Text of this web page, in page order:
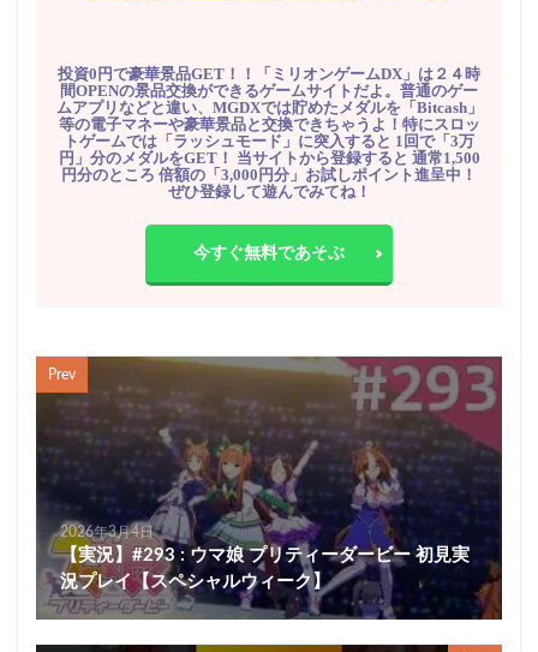
投資0円で豪華景品GET！！「ミリオンゲームDX」は２４時
間OPENの景品交換ができるゲームサイトだよ。普通のゲー
ムアプリなどと違い、MGDXでは貯めたメダルを「Bitcash」
等の電子マネーや豪華景品と交換できちゃうよ！特にスロッ
トゲームでは「ラッシュモード」に突入すると 1回で「3万
円」分のメダルをGET！ 当サイトから登録すると 通常1,500
円分のところ 倍額の「3,000円分」お試しポイント進呈中！
ぜひ登録して遊んでみてね！
今すぐ無料であそぶ
Prev
2026年3月4日
【実況】#293 : ウマ娘 プリティーダービー 初見実
況プレイ【スペシャルウィーク】